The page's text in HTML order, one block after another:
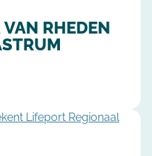
RHEDEN